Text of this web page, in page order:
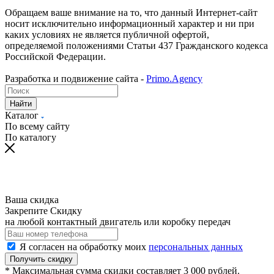
Обращаем ваше внимание на то, что данный Интернет-сайт
носит исключительно информационный характер и ни при
каких условиях не является публичной офертой,
определяемой положениями Статьи 437 Гражданского кодекса
Российской Федерации.
Разработка и подвижение сайта - Primo.Agency
Найти
Каталог
По всему сайту
По каталогу
Ваша скидка
Закрепите Скидку
на любой контактный двигатель или коробку передач
Я согласен на обработку моих персональных данных
Получить скидку
* Максимальная сумма скидки составляет 3 000 рублей.